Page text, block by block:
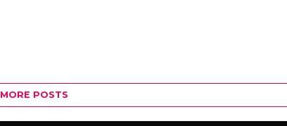
MORE POSTS